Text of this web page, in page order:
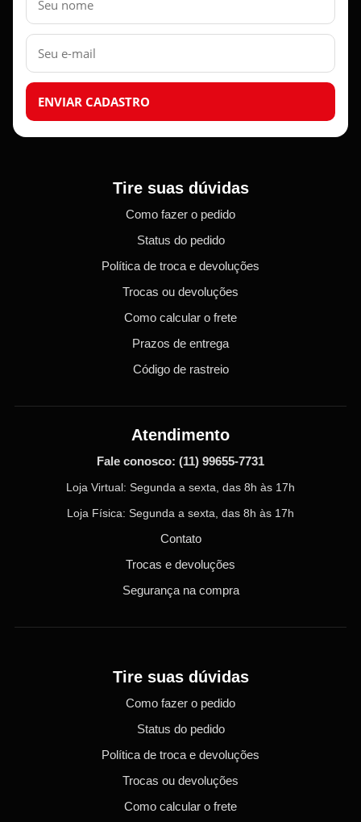
E-
mail
ENVIAR CADASTRO
Tire suas dúvidas
Como fazer o pedido
Status do pedido
Política de troca e devoluções
Trocas ou devoluções
Como calcular o frete
Prazos de entrega
Código de rastreio
Atendimento
Fale conosco: (11) 99655-7731
Loja Virtual: Segunda a sexta, das 8h às 17h
Loja Física: Segunda a sexta, das 8h às 17h
Contato
Trocas e devoluções
Segurança na compra
Tire suas dúvidas
Como fazer o pedido
Status do pedido
Política de troca e devoluções
Trocas ou devoluções
Como calcular o frete